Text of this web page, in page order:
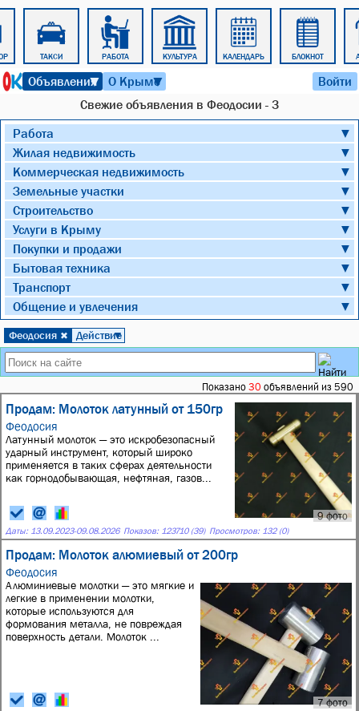
ТАКСИ РАБОТА КУЛЬТУРА КАЛЕНДАРЬ БЛОКНОТ
Объявления
▼ О Крыме
▼ Войти
Cвежие объявления в Феодосии - 3
Работа
▼
Жилая недвижимость ▼
Коммерческая недвижимость ▼
Земельные участки ▼
Строительство ▼
Услуги в Крыму ▼
Покупки и продажи ▼
Бытовая техника ▼
Транспорт ▼
Общение и увлечения ▼
Феодосия ✖ Действие
▼
Показано 30 объявлений из 590
Продам: Молоток латунный от 150гр
Феодосия
9 фото
Латунный молоток — это искробезопасный
ударный инструмент, который широко
применяется в таких сферах деятельности
как горнодобывающая, нефтяная, газов...
Даты: 13.09.2023-09.08.2026 Показов: 123710 (39) Просмотров: 132 (0)
Продам: Молоток алюмиевый от 200гр
Феодосия
7 фото
Алюминиевые молотки — это мягкие и
легкие в применении молотки,
которые используются для
формования металла, не повреждая
поверхность детали. Молоток ...